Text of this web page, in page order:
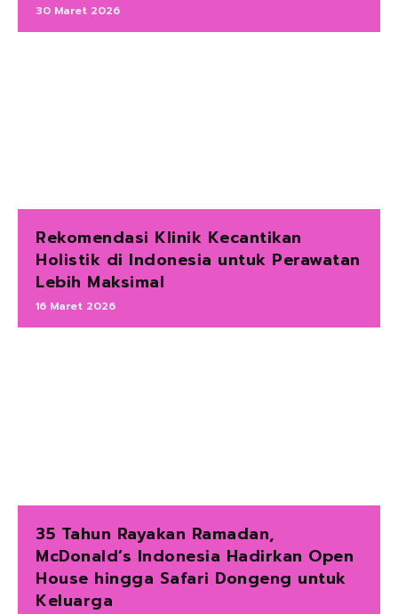
30 Maret 2026
Rekomendasi Klinik Kecantikan
Holistik di Indonesia untuk Perawatan
Lebih Maksimal
16 Maret 2026
35 Tahun Rayakan Ramadan,
McDonald’s Indonesia Hadirkan Open
House hingga Safari Dongeng untuk
Keluarga